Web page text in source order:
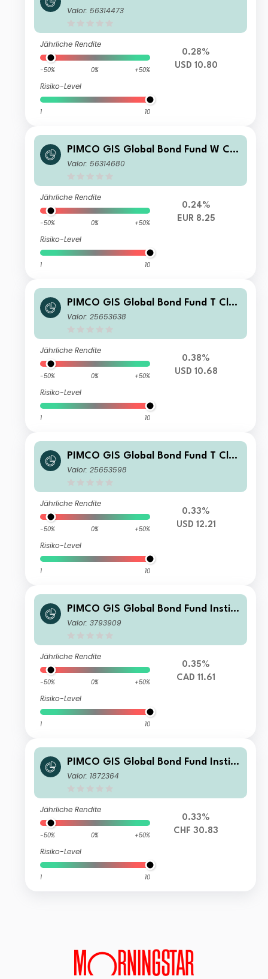
ss USD Accumulation
Valor: 56314473
Jährliche Rendite
-50% 0% +50%
Risiko-Level
1 10
0.28%
USD 10.80
PIMCO GIS Global Bond Fund W Cla
ss EUR (Hedged) Income
Valor: 56314680
Jährliche Rendite
-50% 0% +50%
Risiko-Level
1 10
0.24%
EUR 8.25
PIMCO GIS Global Bond Fund T Clas
s USD Income
Valor: 25653638
Jährliche Rendite
-50% 0% +50%
Risiko-Level
1 10
0.38%
USD 10.68
PIMCO GIS Global Bond Fund T Clas
s USD Accumulation
Valor: 25653598
Jährliche Rendite
-50% 0% +50%
Risiko-Level
1 10
0.33%
USD 12.21
PIMCO GIS Global Bond Fund Institu
tional CAD (Hedged) Accumulation
Valor: 3793909
Jährliche Rendite
-50% 0% +50%
Risiko-Level
1 10
0.35%
CAD 11.61
PIMCO GIS Global Bond Fund Institu
tional CHF (Hedged) Accumulation
Valor: 1872364
Jährliche Rendite
-50% 0% +50%
Risiko-Level
1 10
0.33%
CHF 30.83